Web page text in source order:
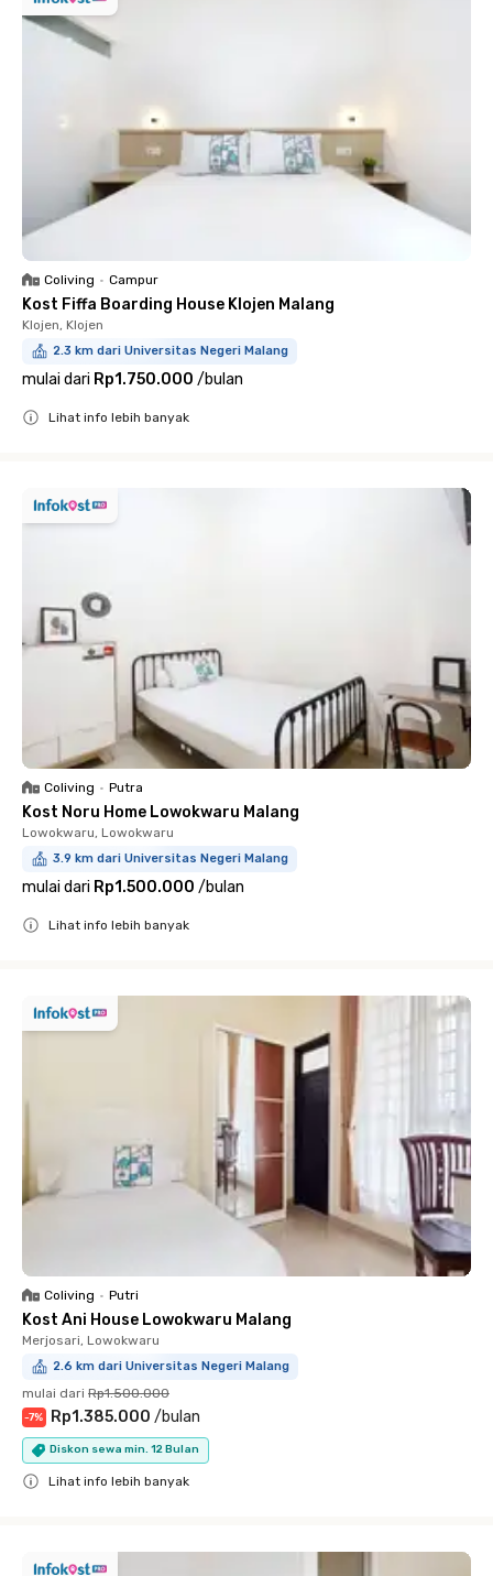
Coliving • Campur
Kost Fiffa Boarding House Klojen Malang
Klojen, Klojen
2.3 km dari Universitas Negeri Malang
mulai dari Rp1.750.000 /bulan
Lihat info lebih banyak
Coliving • Putra
Kost Noru Home Lowokwaru Malang
Lowokwaru, Lowokwaru
3.9 km dari Universitas Negeri Malang
mulai dari Rp1.500.000 /bulan
Lihat info lebih banyak
Coliving • Putri
Kost Ani House Lowokwaru Malang
Merjosari, Lowokwaru
2.6 km dari Universitas Negeri Malang
mulai dari Rp1.500.000
-7% Rp1.385.000 /bulan
Diskon sewa min. 12 Bulan
Lihat info lebih banyak